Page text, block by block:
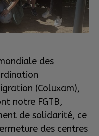
des
(Coluxam),
notre FGTB,
de solidarité, ce
des centres